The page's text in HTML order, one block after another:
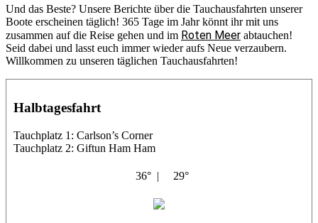
Und das Beste? Unsere Berichte über die Tauchausfahrten unserer
Boote erscheinen täglich! 365 Tage im Jahr könnt ihr mit uns
zusammen auf die Reise gehen und im Roten Meer abtauchen!
Seid dabei und lasst euch immer wieder aufs Neue verzaubern.
Willkommen zu unseren täglichen Tauchausfahrten!
Halbtagesfahrt
Tauchplatz 1: Carlson’s Corner
Tauchplatz 2: Giftun Ham Ham
36° | 29°